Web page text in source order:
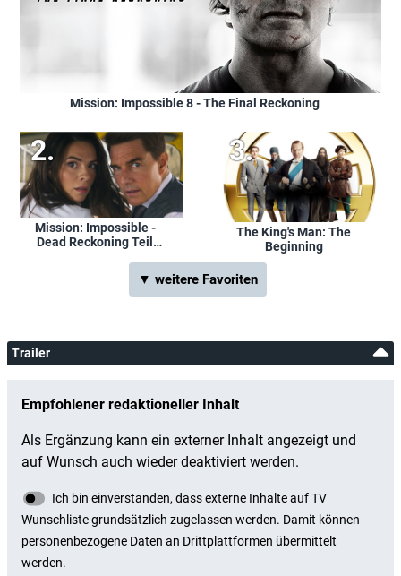
Mission: Impossible 8 - The Final Reckoning
Mission: Impossible -
Dead Reckoning Teil
The King's Man: The
Beginning
▼ weitere Favoriten
Trailer